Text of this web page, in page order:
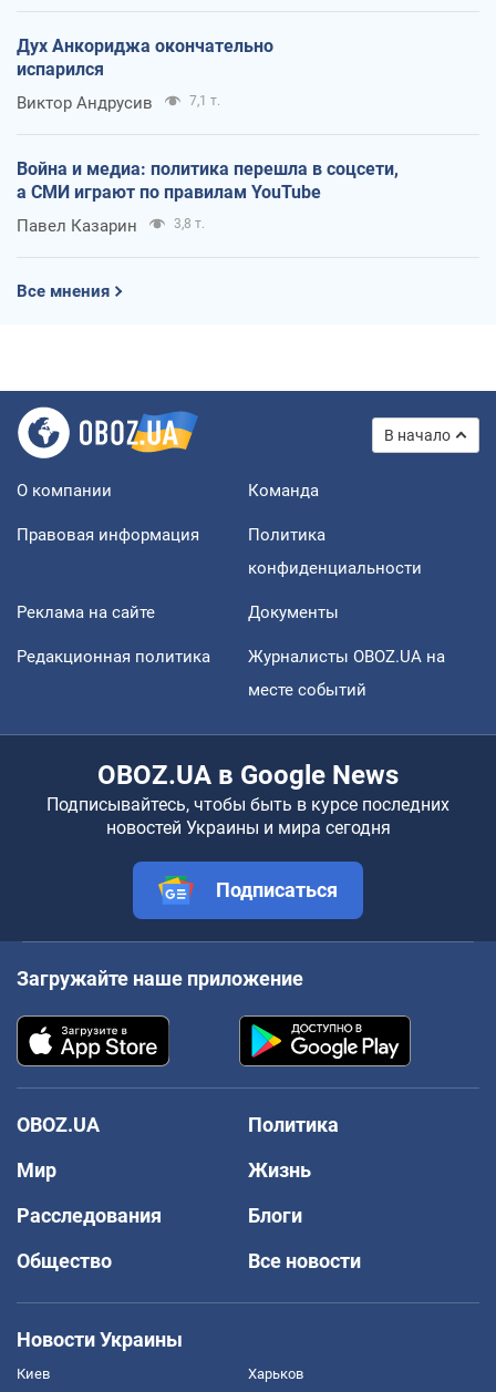
Дух Анкориджа окончательно
испарился
Виктор Андрусив 7,1 т.
Война и медиа: политика перешла в соцсети,
а СМИ играют по правилам YouTube
Павел Казарин 3,8 т.
Все мнения
В начало
О компании Команда
Правовая информация
Политика
конфиденциальности
Реклама на сайте Документы
Редакционная политика
Журналисты OBOZ.UA на
месте событий
OBOZ.UA в Google News
Подписывайтесь, чтобы быть в курсе последних
новостей Украины и мира сегодня
Подписаться
Загружайте наше приложение
OBOZ.UA
Политика
Мир
Жизнь
Расследования
Блоги
Общество
Все новости
Новости Украины
Киев Харьков